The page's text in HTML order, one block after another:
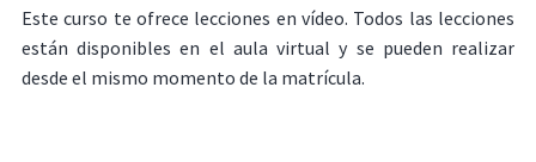
Este curso te ofrece lecciones en vídeo. Todos las lecciones
están disponibles en el aula virtual y se pueden realizar
desde el mismo momento de la matrícula.